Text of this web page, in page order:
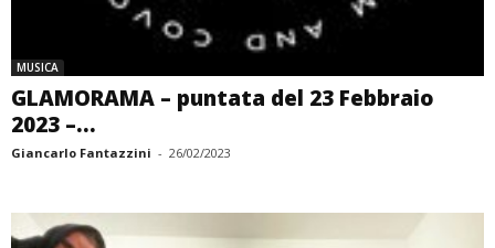
MUSICA
GLAMORAMA – puntata del 23 Febbraio
2023 –...
Giancarlo Fantazzini - 26/02/2023